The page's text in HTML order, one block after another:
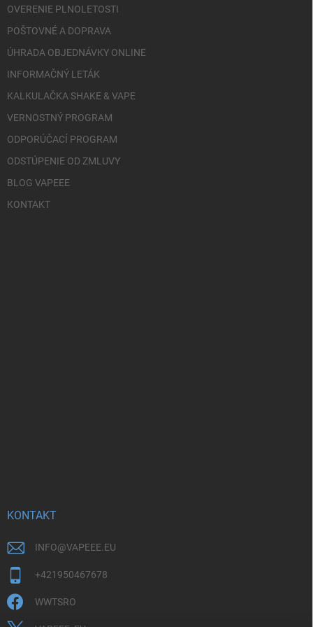
OVERENIE PLNOLETOSTI
POŠTOVNÉ A DOPRAVA
ÚHRADA OBJEDNÁVKY ONLINE
INFORMAČNÝ LETÁK
KALKULAČKA SHAKE & VAPE
VERNOSTNÝ PROGRAM
ODPORÚČACÍ PROGRAM
ODSTÚPENIE OD ZMLUVY
BLOG VAPEEE
KONTAKT
KONTAKT
INFO@VAPEEE.EU
+421950467678
WWTSRO